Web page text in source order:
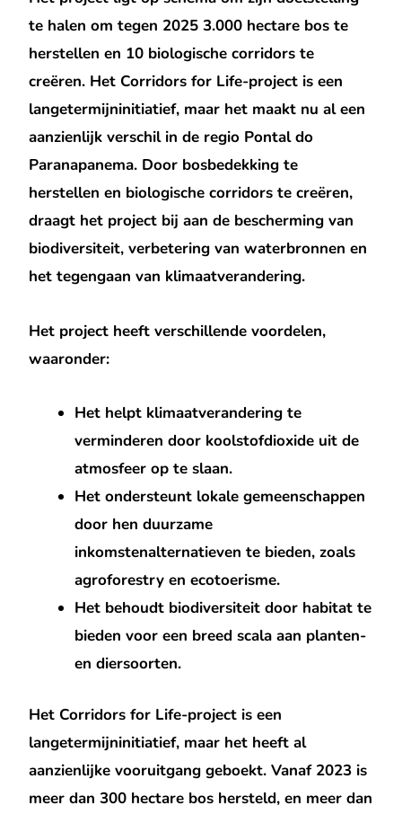
te halen om tegen 2025 3.000 hectare bos te
herstellen en 10 biologische corridors te
creëren. Het Corridors for Life-project is een
langetermijninitiatief, maar het maakt nu al een
aanzienlijk verschil in de regio Pontal do
Paranapanema. Door bosbedekking te
herstellen en biologische corridors te creëren,
draagt het project bij aan de bescherming van
biodiversiteit, verbetering van waterbronnen en
het tegengaan van klimaatverandering.
Het project heeft verschillende voordelen,
waaronder:
Het helpt klimaatverandering te
verminderen door koolstofdioxide uit de
atmosfeer op te slaan.
Het ondersteunt lokale gemeenschappen
door hen duurzame
inkomstenalternatieven te bieden, zoals
agroforestry en ecotoerisme.
Het behoudt biodiversiteit door habitat te
bieden voor een breed scala aan planten-
en diersoorten.
Het Corridors for Life-project is een
langetermijninitiatief, maar het heeft al
aanzienlijke vooruitgang geboekt. Vanaf 2023 is
meer dan 300 hectare bos hersteld, en meer dan